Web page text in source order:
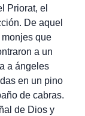
Priorat, el
De aquel
que
a un
a ángeles
en un pino
de cabras.
de Dios y